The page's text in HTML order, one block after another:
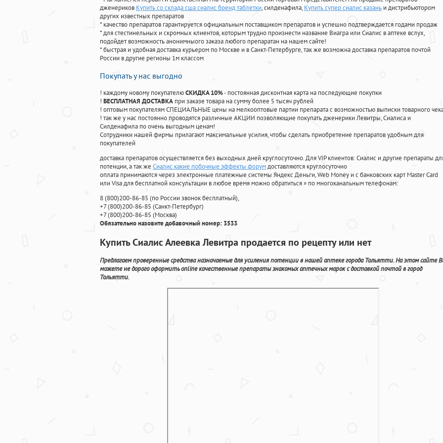
дженериков Купить со склада сша сиалис бренд таблетки, силденафила, Купить супер сиалис казань и дистрибьютором
других известных препаратов
* качество препаратов гарантируется официальным поставщиком препаратов и успешно подтверждается годами продаж
* для стестинельных и скромных клиентов, которым трудно произнести название Виагра или Сиалис в аптеке вслух,
подойдет возможность анонимныого заказа любого препаратан на нашем сайте!
* быстрая и удобная доставка курьером по Москве и в Санкт-Петербурге, так же возможна доставка препаратов почтой
России в другие регионы 1м классом
Покупать у нас выгодно
! каждому новому покупателюСКИДКА 10%- постоянная дисконтная карта на последующие покупки
! БЕСПЛАТНАЯ ДОСТАВКА при заказе товара на сумму более 5 тысяч рублей
! оптовым покупателям СПЕЦИАЛЬНЫЕ цены на мелкооптовые партии препарата с возможностью выписки товарного
! так же у нас постоянно проводятся различные АКЦИИ позволяющие покупать дженерики Левитры, Сиалиса и
Силденафила по очень выгодным ценам!
Cотрудники нашей фирмы прилагают максимальные усилия, чтобы сделать приобретение препаратов удобным для
покупателей
доставка препаратов осуществляется без выходных дней круглосуточно. Для VIP клиентов: Сиалис и другие препараты
потенции, а так же Сиалис какие побочные эффекты форумдоставляются круглосуточно
оплата принимаются через электронные платежные системы Яндекс Деньги, Web Money и с банковских карт Master Card
или Visa для бесплатной консультации в любое время можно обратиться» по многоканальным телефонам:
8(800)200-86-85 (по России звонок бесплатный),
+7(800)200-86-85 (Санкт-Петербург)
+7(800)200-86-85 (Москва)
Обязательно назовите добавочный номер: 3533
Купить Сиалис Алеевка Левитра продается по рецепту или нет
Предлагаем проверенные средства назначаемые для усиления потенции в нашей аптеке города Тольятти. На этом сайте
можете не дорого оформить online качественные препараты знакомых аптечных марок с доставкой почтой в город
Тольятти.